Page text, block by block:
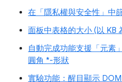
在「隱私權與安全性」中
面板中表格的大小 (以 KB
自動完成功能支援「元素
圓角 *-形狀
實驗功能：醒目顯示